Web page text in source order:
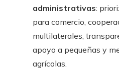
administrativas:
para comercio,
multilaterales,
apoyo a pequeñas y
agrícolas.